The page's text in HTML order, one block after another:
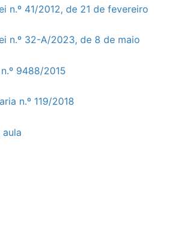
n.º 41/2012, de 21 de fevereiro
n.º 32-A/2023, de 8 de maio
9488/2015
n.º 119/2018